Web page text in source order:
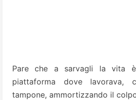
Pare che a sarvagli la vita
piattaforma dove
tampone, ammortizzando il